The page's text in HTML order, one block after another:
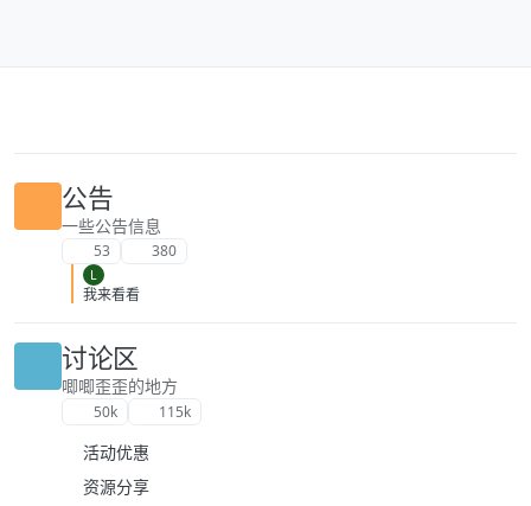
公告
一些公告信息
53 380
L
我来看看
讨论区
唧唧歪歪的地方
50k 115k
活动优惠
资源分享